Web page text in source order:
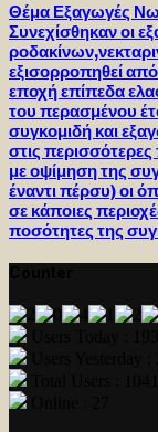
Θέμα Εξαγωγές
Συνεχίσθηκαν οι
εξισορροπηθεί
εποχή επίπεδα
του περασμένου
συγκομιδή και
στις
με οψίμηση της
έναντι πέρσυ) οι
σε κάποιες
ποσότητες της